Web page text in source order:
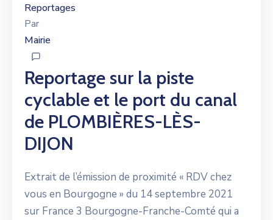
Reportages
Par
Mairie
Reportage sur la piste
cyclable et le port du canal
de PLOMBIÈRES-LÈS-
DIJON
Extrait de l’émission de proximité « RDV chez
vous en Bourgogne » du 14 septembre 2021
sur France 3 Bourgogne-Franche-Comté qui a